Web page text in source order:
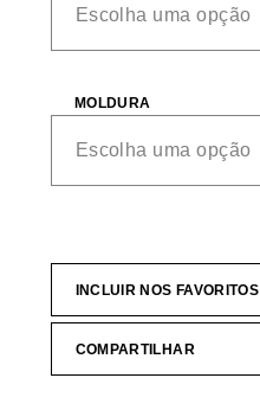
MOLDURA
INCLUIR NOS FAVORITOS
COMPARTILHAR